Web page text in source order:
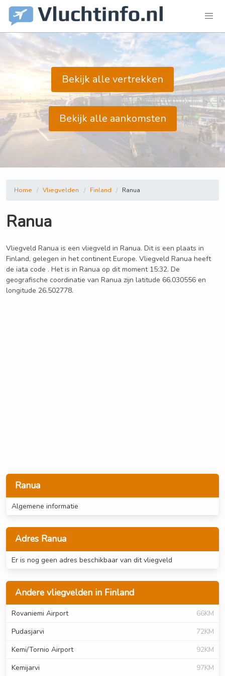
Bekijk alle vertrekken
Bekijk alle aankomsten
Ranua
Algemene informatie
Adres Ranua
Er is nog geen adres beschikbaar van dit vliegveld
Andere vliegvelden in Finland
Rovaniemi Airport
66KM
Pudasjarvi
72KM
Kemi/Tornio Airport
92KM
Kemijarvi
97KM
Home Vliegvelden Finland Ranua
Ranua
Vliegveld Ranua is een vliegveld in Ranua. Dit is een plaats in
Finland, gelegen in het continent Europe. Vliegveld Ranua heeft
de iata code . Het is in Ranua op dit moment 15:32. De
geografische coordinatie van Ranua zijn latitude 66.030556 en
longitude 26.502778.